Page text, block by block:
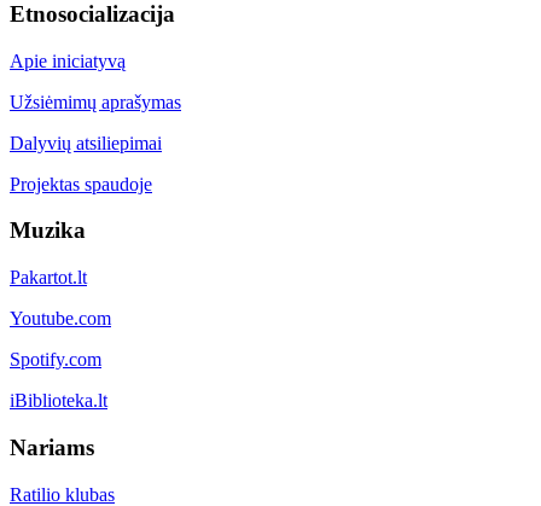
Etnosocializacija
Apie iniciatyvą
Užsiėmimų aprašymas
Dalyvių atsiliepimai
Projektas spaudoje
Muzika
Pakartot.lt
Youtube.com
Spotify.com
iBiblioteka.lt
Nariams
Ratilio klubas